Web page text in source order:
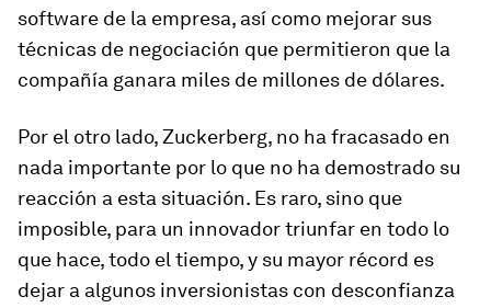
software de la empresa, así como mejorar sus
técnicas de negociación que permitieron que la
compañía ganara miles de millones de dólares.
Por el otro lado, Zuckerberg, no ha fracasado en
nada importante por lo que no ha demostrado su
reacción a esta situación. Es raro, sino que
imposible, para un innovador triunfar en todo lo
que hace, todo el tiempo, y su mayor récord es
dejar a algunos inversionistas con desconfianza